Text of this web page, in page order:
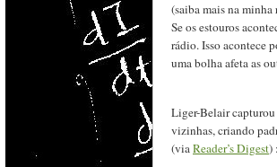
(saiba mais na
Se os estouros
rádio. Isso acontece
uma bolha afeta as
Liger-Belair
vizinhas, criando
(viaReader’s Digest) :